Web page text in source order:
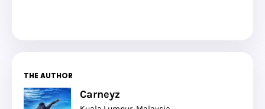
THE AUTHOR
Carneyz